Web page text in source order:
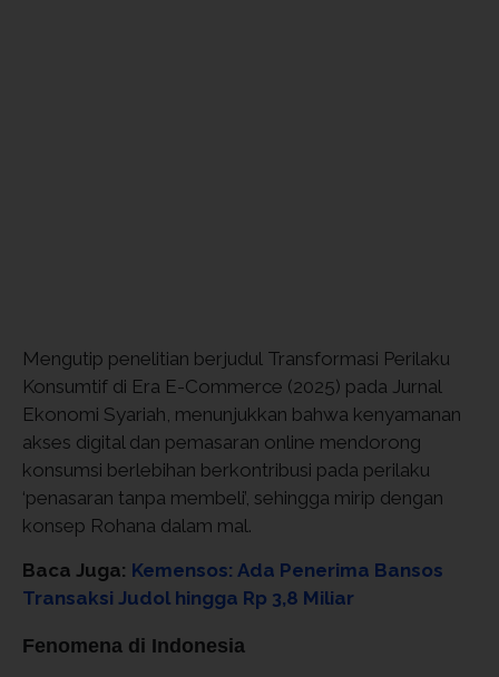
Mengutip penelitian berjudul Transformasi Perilaku
Konsumtif di Era E-Commerce (2025) pada Jurnal
Ekonomi Syariah, menunjukkan bahwa kenyamanan
akses digital dan pemasaran online mendorong
konsumsi berlebihan berkontribusi pada perilaku
‘penasaran tanpa membeli’, sehingga mirip dengan
konsep Rohana dalam mal.
Baca Juga: Kemensos: Ada Penerima Bansos
Transaksi Judol hingga Rp 3,8 Miliar
Fenomena di Indonesia